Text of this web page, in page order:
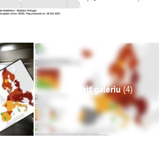
Zobraziť galériu(4)